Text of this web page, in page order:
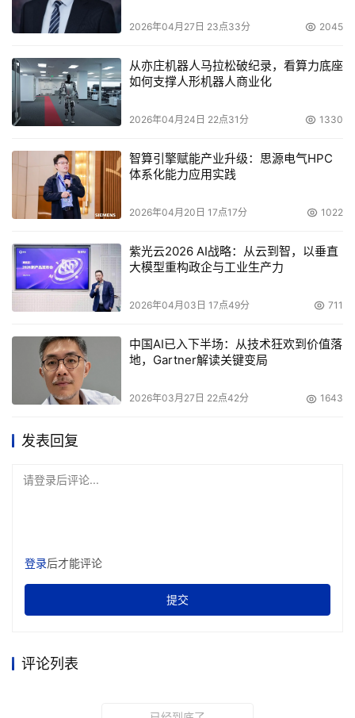
贵州移动携手华为、多彩新媒、中移(杭州)信息技术有限公
司、中国教育在线等合作伙伴共同举行“超千兆智能网服务
发布仪式”，标志着移动爱家智能网新产品正式面向全省推
出。
从3000M WiFi7三频套餐的全省首发，到灵犀家庭管家的
贵州移动以“智为先、算为要、通为本”为指引，正在重新定
2026年04月27日 23点33分 2045
从亦庄机器人马拉松破纪录，看算力底座
如何支撑人形机器人商业化
2026年04月24日 22点31分 1330
智算引擎赋能产业升级：思源电气HPC
体系化能力应用实践
2026年04月20日 17点17分 1022
紫光云2026 AI战略：从云到智，以垂直
大模型重构政企与工业生产力
2026年04月03日 17点49分 711
中国AI已入下半场：从技术狂欢到价值落
地，Gartner解读关键变局
2026年03月27日 22点42分 1643
发表回复
请登录后评论...
登录后才能评论
提交
评论列表